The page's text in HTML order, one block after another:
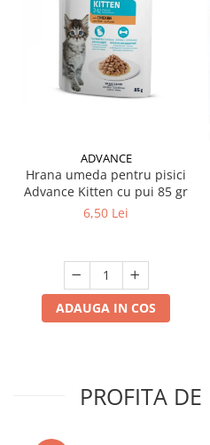
ADVANCE
Hrana umeda pentru pisici
Advance Kitten cu pui 85 gr
6,50 Lei
ADAUGA IN COS
PROFITA DE